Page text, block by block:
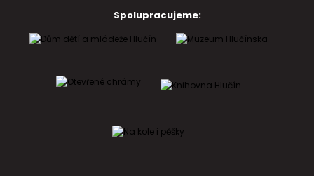
Spolupracujeme: